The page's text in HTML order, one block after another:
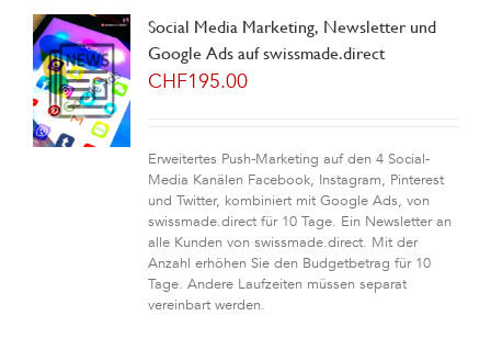
Social Media Marketing, Newsletter und
Google Ads auf swissmade.direct
CHF195.00
Erweitertes Push-Marketing auf den 4 Social-
Media Kanälen Facebook, Instagram, Pinterest
und Twitter, kombiniert mit Google Ads, von
swissmade.direct für 10 Tage. Ein Newsletter an
alle Kunden von swissmade.direct. Mit der
Anzahl erhöhen Sie den Budgetbetrag für 10
Tage. Andere Laufzeiten müssen separat
vereinbart werden.